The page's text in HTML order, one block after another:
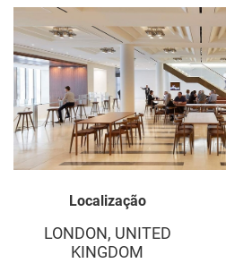
Localização
LONDON, UNITED
KINGDOM